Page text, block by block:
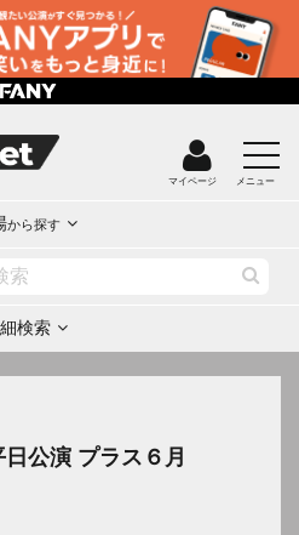
マイページ メニュー
から探す
検索
公演 プラス６月